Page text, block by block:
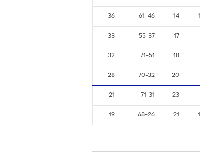
14
61-46
36
17
55-37
33
18
71-51
32
20
70-32
28
23
71-31
21
21
68-26
19